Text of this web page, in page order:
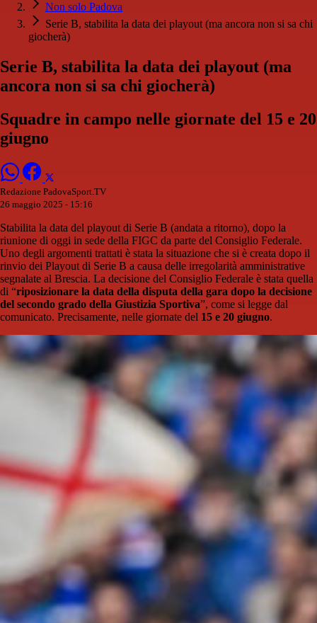
Non solo Padova
Serie B, stabilita la data dei playout (ma ancora non si sa chi
giocherà)
Serie B, stabilita la data dei playout (ma
ancora non si sa chi giocherà)
Squadre in campo nelle giornate del 15 e 20
giugno
Redazione PadovaSport.TV
26 maggio 2025 - 15:16
Stabilita la data del playout di Serie B (andata a ritorno), dopo la
riunione di oggi in sede della FIGC da parte del Consiglio Federale.
Uno degli argomenti trattati è stata la situazione che si è creata dopo il
rinvio dei Playout di Serie B a causa delle irregolarità amministrative
segnalate al Brescia. La decisione del Consiglio Federale è stata quella
di “riposizionare la data della disputa della gara dopo la decisione
del secondo grado della Giustizia Sportiva”, come si legge dal
comunicato. Precisamente, nelle giornate del 15 e 20 giugno.